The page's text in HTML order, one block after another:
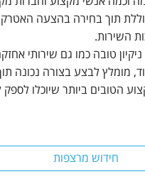
תוך בחירה בהצעה
השירות.
טובה כמו גם שירותי
מומלץ לבצע בצורה נכונה
הטובים ביותר שיוכלו לספק
חידוש מרצפות